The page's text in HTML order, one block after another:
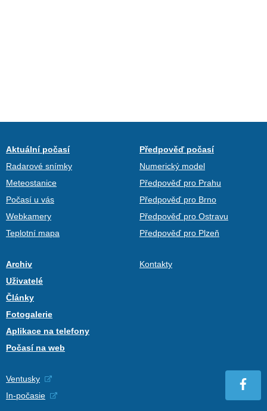
Aktuální počasí
Radarové snímky
Meteostanice
Počasí u vás
Webkamery
Teplotní mapa
Předpověď počasí
Numerický model
Předpověď pro Prahu
Předpověď pro Brno
Předpověď pro Ostravu
Předpověď pro Plzeň
Archiv
Uživatelé
Články
Fotogalerie
Aplikace na telefony
Počasí na web
Kontakty
Ventusky
In-počasie